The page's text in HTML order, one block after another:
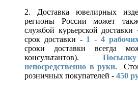
2. Доставка ювелирных
регионы России может
службой курьерской
срок доставки - 1 - 4
сроки доставки всегда
консультантов).
непосредственно в руки.
розничных покупателей - 450